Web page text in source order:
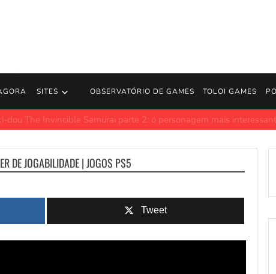
SITES OBSERVATÓRIO DE GAMES TOLOI GAMES
Day será relançado nos cinemas em seu 35º aniversário
DE JOGABILIDADE | JOGOS PS5
Tweet